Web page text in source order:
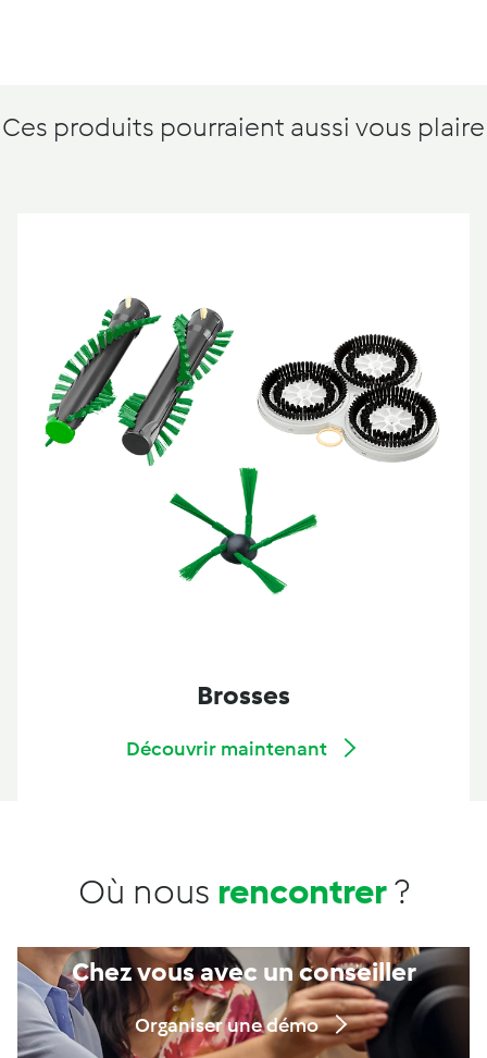
Ces produits pourraient aussi vous plaire
Brosses
Découvrir maintenant
Où nous rencontrer?
Chez vous avec un conseiller
Organiser une démo